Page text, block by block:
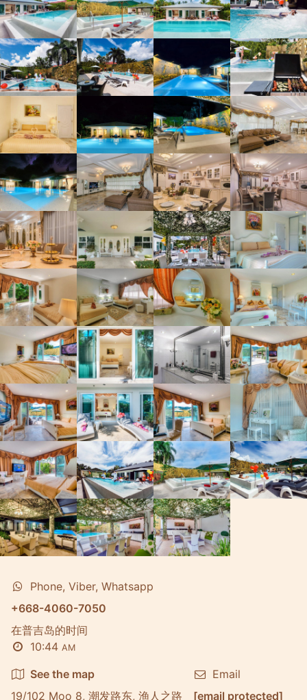
Phone, Viber, Whatsapp
+668-4060-7050
在普吉岛的时间
10:44 AM
See the map
19/102 Moo 8, 潮发路东, 渔人之路
Email
[email protected]